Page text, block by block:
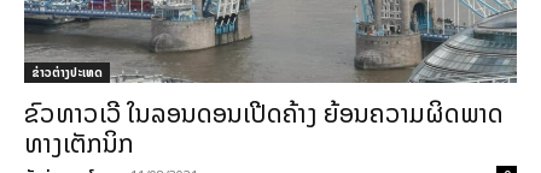
ຂ່າວຕ່າງປະເທດ
ຂົວທາວເວີ ໃນລອນດອນເປີດຄ້າງ ຍ້ອນຄວາມຜິດພາດ
ທາງເຕັກນິກ